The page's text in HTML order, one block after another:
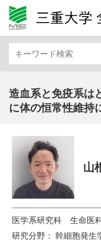
造血系と免疫系は
に体の恒常性維持
山
医学系研究科 生命医
研究分野： 幹細胞発生
カテゴリから検索
文学・文化・地域
行動科学
社会医学
看護学
機械・電気電子・化学工
DX